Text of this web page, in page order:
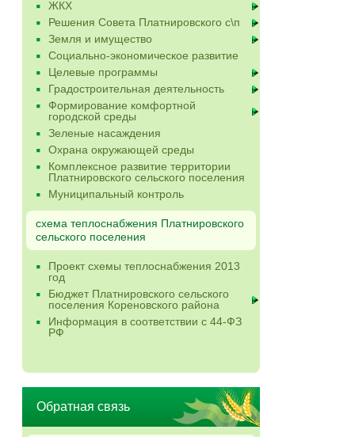
ЖКХ
Решения Совета Платнировского с\п
Земля и имущество
Социально-экономическое развитие
Целевые программы
Градостроительная деятельность
Формирование комфортной
городской среды
Зеленые насаждения
Охрана окружающей среды
Комплексное развитие территории
Платнировского сельского поселения
Муниципальный контроль
схема теплоснабжения Платнировского
сельского поселения
Проект схемы теплоснабжения 2013
год
Бюджет Платнировского сельского
поселения Кореновского района
Информация в соответствии с 44-ФЗ
РФ
Обратная связь